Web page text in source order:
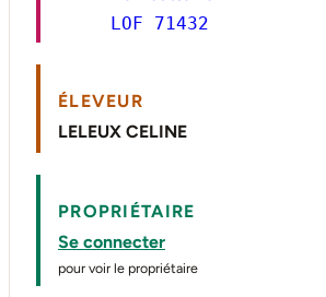
LOF 71432
ÉLEVEUR
LELEUX CELINE
PROPRIÉTAIRE
Se connecter
pour voir le propriétaire